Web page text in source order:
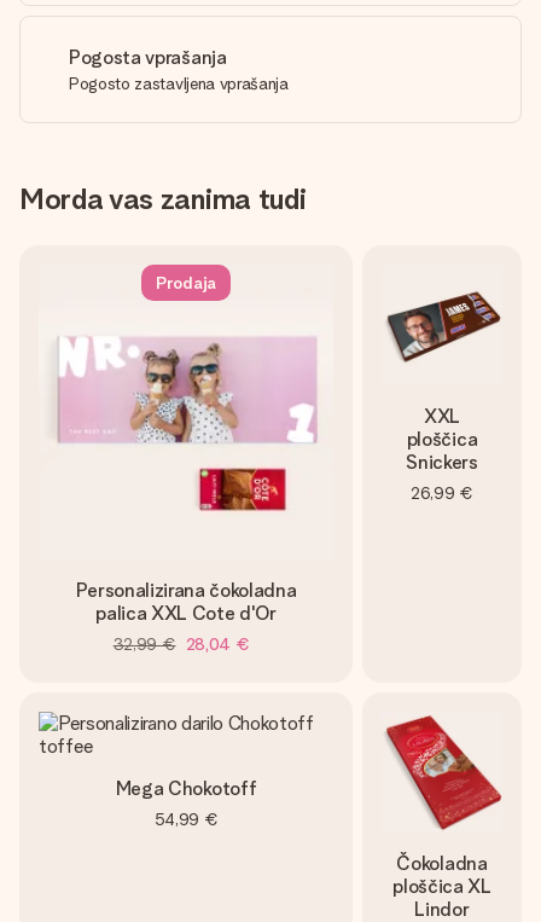
Pogosta vprašanja
Pogosto zastavljena vprašanja
Morda vas zanima tudi
Prodaja
Personalizirana čokoladna
palica XXL Cote d'Or
32,99 € 28,04 €
XXL
ploščica
Snickers
26,99 €
Mega Chokotoff
54,99 €
Čokoladna
ploščica XL
Lindor